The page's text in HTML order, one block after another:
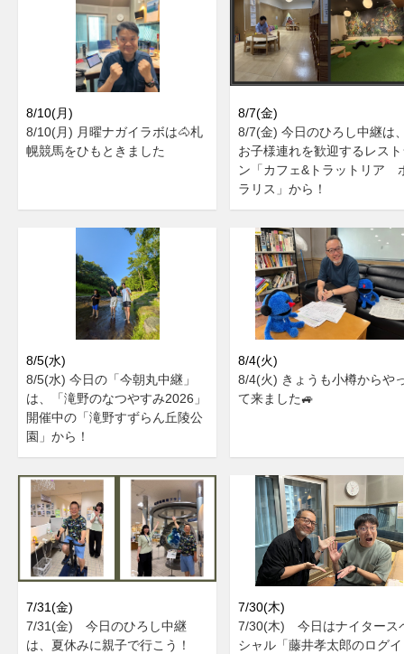
8/10(月)
8/10(月) 月曜ナガイラボは🐴札
幌競馬をひもときました
8/7(金)
8/7(金) 今日のひろし中継は
お子様連れを歓迎するレス
ン「カフェ&トラットリア
ラリス」から！
8/5(水)
8/5(水) 今日の「今朝丸中継」
は、「滝野のなつやすみ2026」
開催中の「滝野すずらん丘陵公
園」から！
8/4(火)
8/4(火) きょうも小樽からや
て来ました🚙
7/31(金)
7/31(金) 今日のひろし中継
は、夏休みに親子で行こう！
7/30(木)
7/30(木) 今日はナイタース
シャル「藤井孝太郎のログイ